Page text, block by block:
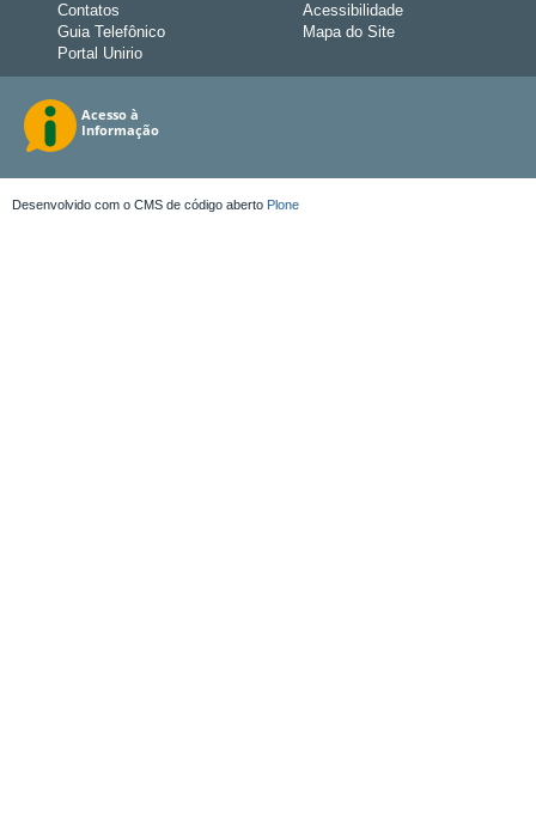
Contatos
Guia Telefônico
Portal Unirio
Acessibilidade
Mapa do Site
Desenvolvido com o CMS de código aberto Plone